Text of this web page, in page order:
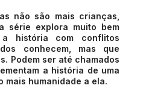
não são mais crianças,
série explora muito bem
a história com conflitos
conhecem, mas que
Podem ser até chamados
a história de uma
mais humanidade a ela.